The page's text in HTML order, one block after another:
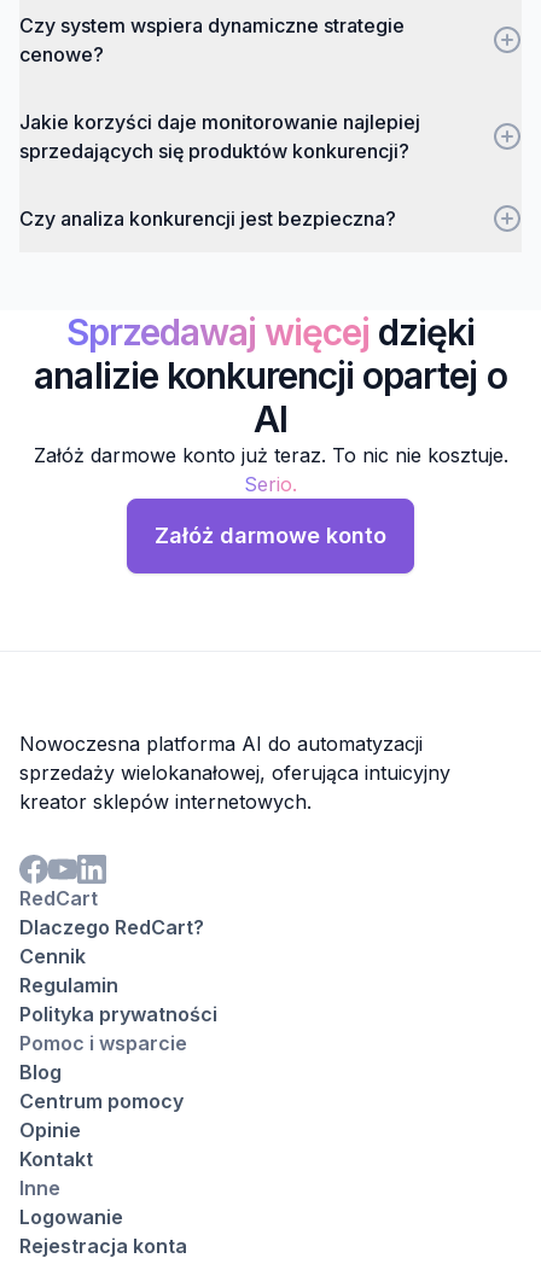
Czy system wspiera dynamiczne strategie
cenowe?
Jakie korzyści daje monitorowanie najlepiej
sprzedających się produktów konkurencji?
Czy analiza konkurencji jest bezpieczna?
Sprzedawaj więcej dzięki
analizie konkurencji opartej o
AI
Załóż darmowe konto już teraz. To nic nie kosztuje.
Serio.
Załóż darmowe konto
Nowoczesna platforma AI do automatyzacji
sprzedaży wielokanałowej, oferująca intuicyjny
kreator sklepów internetowych.
RedCart
Dlaczego RedCart?
Cennik
Regulamin
Polityka prywatności
Pomoc i wsparcie
Blog
Centrum pomocy
Opinie
Kontakt
Inne
Logowanie
Rejestracja konta